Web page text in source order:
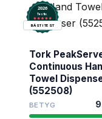
2026
Testix.
BÄST I TEST
Tork
Continuous
Towel
(552508)
BETYG